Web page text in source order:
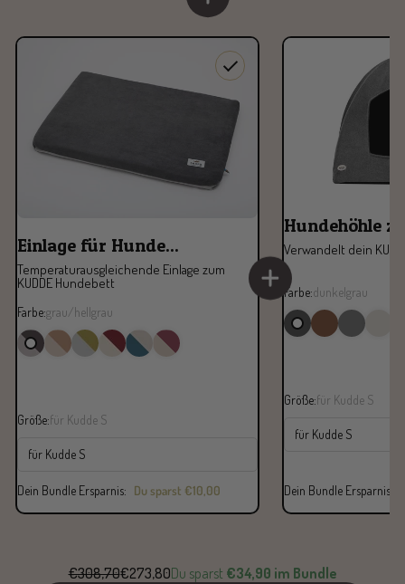
Einlage für Hunde...
Temperaturausgleichende Einlage zum
KUDDE Hundebett
Farbe:grau/hellgrau
Größe:für Kudde S
für Kudde S
Dein Bundle Ersparnis: Du sparst €10,00
Hundehöhle
Verwandelt dein
Farbe:dunkelgrau
Größe:für Kudde S
für Kudde S
Dein Bundle Ersparnis:
€308,70€273,80Du sparst €34,90 im Bundle